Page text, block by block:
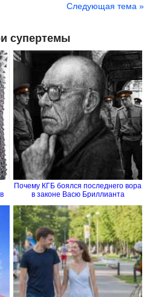
Следующая тема »
супертемы
Почему КГБ боялся последнего вора
в законе Васю Бриллианта